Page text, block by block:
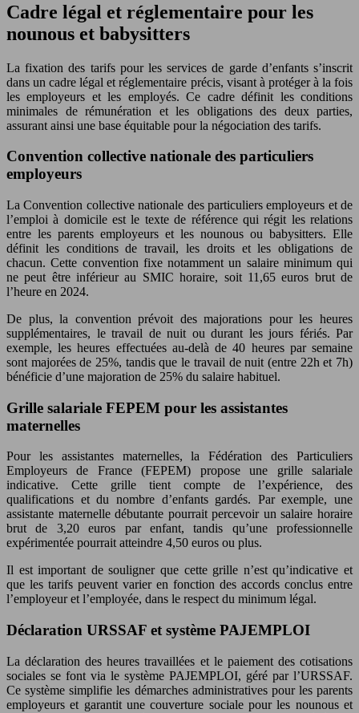
Cadre légal et réglementaire pour les
nounous et babysitters
La fixation des tarifs pour les services de garde d’enfants s’inscrit
dans un cadre légal et réglementaire précis, visant à protéger à la fois
les employeurs et les employés. Ce cadre définit les conditions
minimales de rémunération et les obligations des deux parties,
assurant ainsi une base équitable pour la négociation des tarifs.
Convention collective nationale des particuliers
employeurs
La Convention collective nationale des particuliers employeurs et de
l’emploi à domicile est le texte de référence qui régit les relations
entre les parents employeurs et les nounous ou babysitters. Elle
définit les conditions de travail, les droits et les obligations de
chacun. Cette convention fixe notamment un salaire minimum qui
ne peut être inférieur au SMIC horaire, soit 11,65 euros brut de
l’heure en 2024.
De plus, la convention prévoit des majorations pour les heures
supplémentaires, le travail de nuit ou durant les jours fériés. Par
exemple, les heures effectuées au-delà de 40 heures par semaine
sont majorées de 25%, tandis que le travail de nuit (entre 22h et 7h)
bénéficie d’une majoration de 25% du salaire habituel.
Grille salariale FEPEM pour les assistantes
maternelles
Pour les assistantes maternelles, la Fédération des Particuliers
Employeurs de France (FEPEM) propose une grille salariale
indicative. Cette grille tient compte de l’expérience, des
qualifications et du nombre d’enfants gardés. Par exemple, une
assistante maternelle débutante pourrait percevoir un salaire horaire
brut de 3,20 euros par enfant, tandis qu’une professionnelle
expérimentée pourrait atteindre 4,50 euros ou plus.
Il est important de souligner que cette grille n’est qu’indicative et
que les tarifs peuvent varier en fonction des accords conclus entre
l’employeur et l’employée, dans le respect du minimum légal.
Déclaration URSSAF et système PAJEMPLOI
La déclaration des heures travaillées et le paiement des cotisations
sociales se font via le système PAJEMPLOI, géré par l’URSSAF.
Ce système simplifie les démarches administratives pour les parents
employeurs et garantit une couverture sociale pour les nounous et